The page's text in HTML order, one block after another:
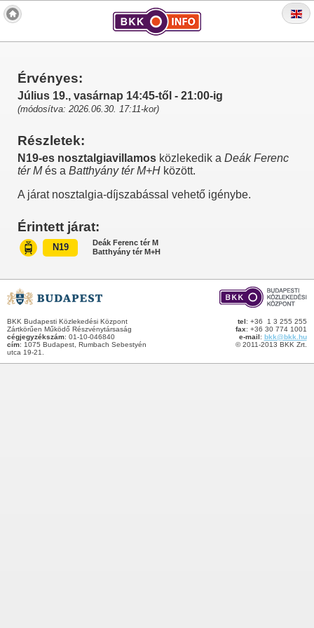
Érvényes:
Július 19., vasárnap 14:45-től - 21:00-ig
(módosítva: 2026.06.30. 17:11-kor)
Részletek:
N19-es nosztalgiavillamos közlekedik a Deák Ferenc
tér Més a Batthyány tér M+H között.
A járat nosztalgia-díjszabással vehető igénybe.
Érintett járat:
N19
Deák Ferenc tér M
Batthyány tér M+H
BKK Budapesti Közlekedési Központ
Zártkörűen Működő Részvénytársaság
cégjegyzékszám: 01-10-046840
cím: 1075 Budapest, Rumbach Sebestyén
utca 19-21.
tel: +36 1 3 255 255
fax: +36 30 774 1001
e-mail: bkk@bkk.hu
© 2011-2013 BKK Zrt.